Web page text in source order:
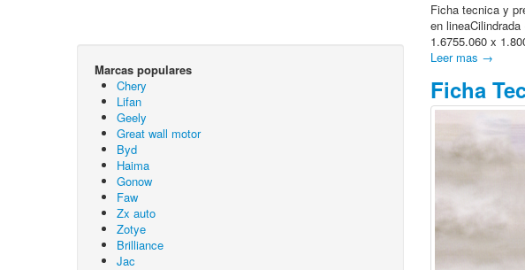
Marcas populares
Chery
Lifan
Geely
Great wall motor
Byd
Haima
Gonow
Faw
Zx auto
Zotye
Brilliance
Jac
Ficha tecnica y
en
1.6755.060 x
Leer mas →
Ficha